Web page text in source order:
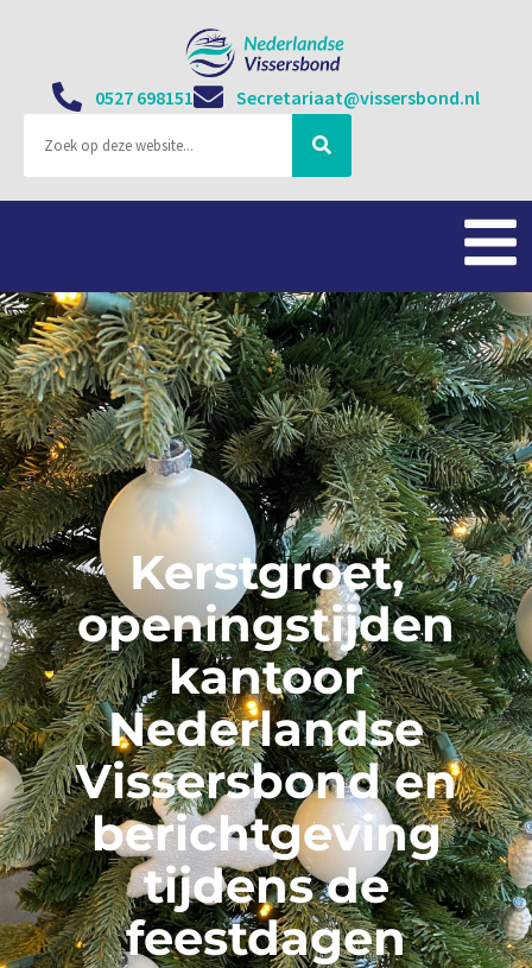
0527 698151 Secretariaat@vissersbond.nl
Kerstgroet,
openingstijden
kantoor
Nederlandse
Vissersbond en
berichtgeving
tijdens de
feestdagen